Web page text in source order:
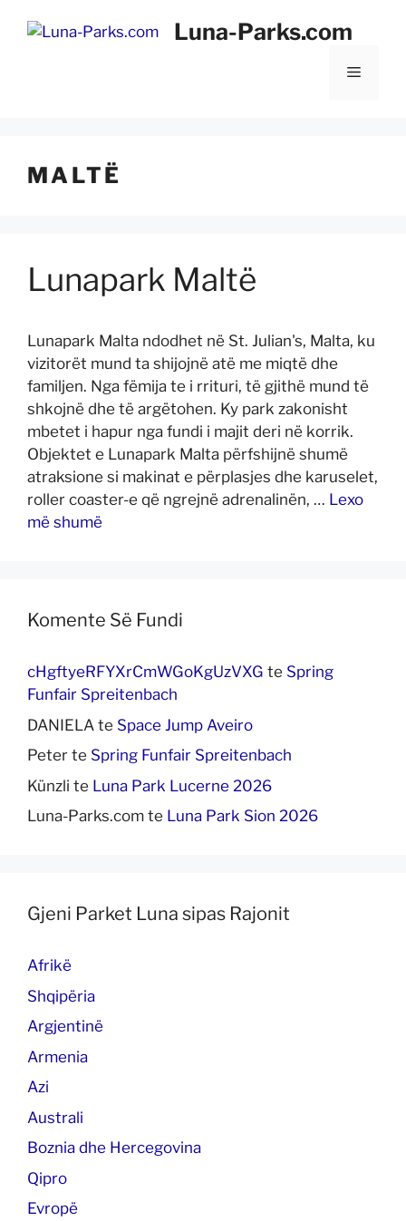
Luna-Parks.com
Menu
MALTË
Lunapark Maltë
Lunapark Malta ndodhet në St. Julian's, Malta, ku
vizitorët mund ta shijojnë atë me miqtë dhe
familjen. Nga fëmija te i rrituri, të gjithë mund të
shkojnë dhe të argëtohen. Ky park zakonisht
mbetet i hapur nga fundi i majit deri në korrik.
Objektet e Lunapark Malta përfshijnë shumë
atraksione si makinat e përplasjes dhe karuselet,
roller coaster-e që ngrejnë adrenalinën, … Lexo
më shumë
Komente Së Fundi
cHgftyeRFYXrCmWGoKgUzVXG te Spring
Funfair Spreitenbach
DANIELA te Space Jump Aveiro
Peter te Spring Funfair Spreitenbach
Künzli te Luna Park Lucerne 2026
Luna-Parks.com te Luna Park Sion 2026
Gjeni Parket Luna sipas Rajonit
Afrikë
Shqipëria
Argjentinë
Armenia
Azi
Australi
Boznia dhe Hercegovina
Qipro
Evropë